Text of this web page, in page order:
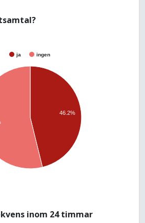
ja ingen
46.2%
inom 24 timmar